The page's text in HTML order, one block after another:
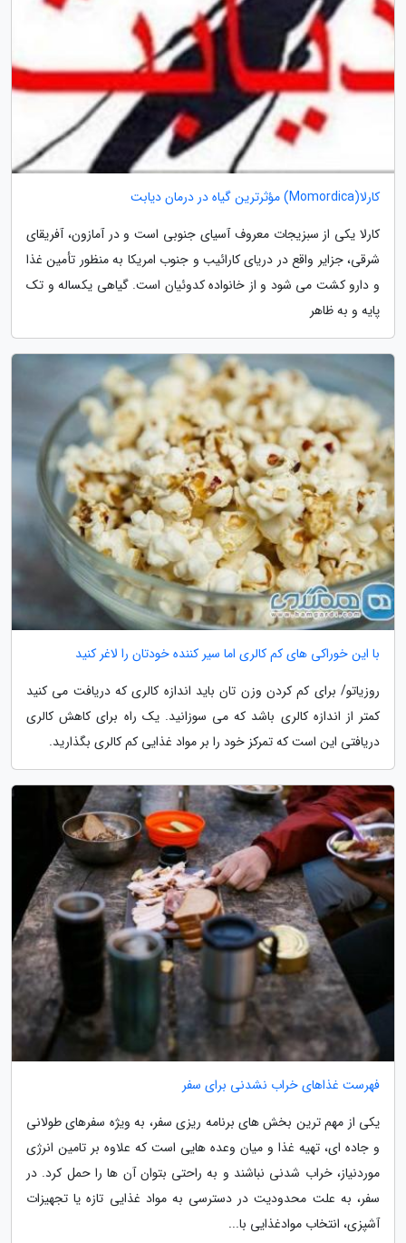
کارلا(Momordica) مؤثرترین گیاه در درمان دیابت
کارلا یکی از سبزیجات معروف آسیای جنوبی است و در آمازون، آفریقای
شرقی، جزایر واقع در دریای کارائیب و جنوب امریکا به منظور تأمین غذا
و دارو کشت می شود و از خانواده کدوئیان است. گیاهی یکساله و تک
پایه و به ظاهر
با این خوراکی های کم کالری اما سیر کننده خودتان را لاغر کنید
روزیاتو/ برای کم کردن وزن تان باید اندازه کالری که دریافت می کنید
کمتر از اندازه کالری باشد که می سوزانید. یک راه برای کاهش کالری
دریافتی این است که تمرکز خود را بر مواد غذایی کم کالری بگذارید.
فهرست غذاهای خراب نشدنی برای سفر
یکی از مهم ترین بخش های برنامه ریزی سفر، به ویژه سفرهای طولانی
و جاده ای، تهیه غذا و میان وعده هایی است که علاوه بر تامین انرژی
موردنیاز، خراب شدنی نباشند و به راحتی بتوان آن ها را حمل کرد. در
سفر، به علت محدودیت در دسترسی به مواد غذایی تازه یا تجهیزات
آشپزی، انتخاب موادغذایی با...